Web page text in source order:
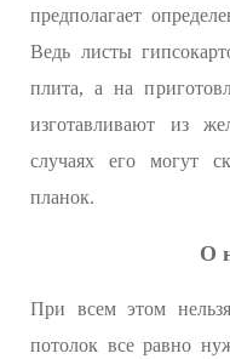
предполагает
Ведь листы
плита, а на
изготавливают из
случаях его могут
планок.
О
При всем этом
потолок все равно